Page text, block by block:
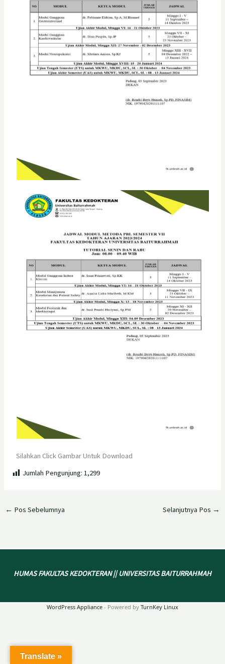
Silahkan Click Gambar Untuk Download
Jumlah Pengunjung: 1,299
← Pos Sebelumnya Selanjutnya Pos →
HUMAS FAKULTAS KEDOKTERAN || UNIVERSITAS BAITURRAHMAH
Translate »
WordPress Appliance - Powered by TurnKey Linux